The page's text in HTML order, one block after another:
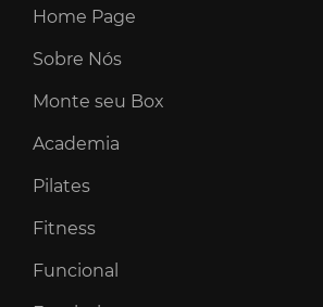
Home Page
Sobre Nós
Monte seu Box
Academia
Pilates
Fitness
Funcional